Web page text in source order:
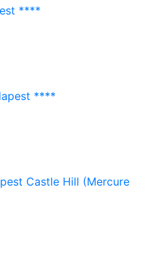
****
****
Castle Hill (Mercure